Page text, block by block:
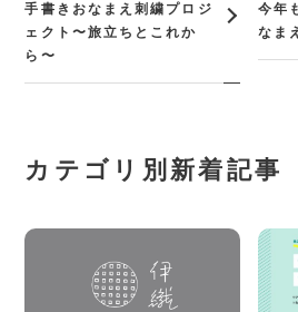
手書きおなまえ刺繍プロジ
ェクト〜旅立ちとこれか
ら〜
今年
なま
カテゴリ別新着記事